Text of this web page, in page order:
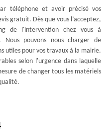
téléphone et avoir précisé vos
gratuit. Dès que vous l’acceptez,
de l'intervention chez vous à
pouvons nous charger de
utiles pour vos travaux à la mairie.
selon l'urgence dans laquelle
de changer tous les matériels